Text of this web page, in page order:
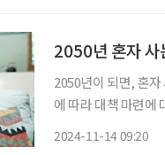
2050년 혼자 사
2050년이 되면, 혼
에 따라 대책 마련에
2024-11-14 09:20